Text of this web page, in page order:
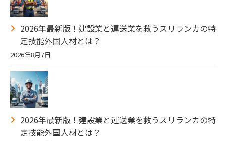
2026年最新版！建設業と運送業を救うスリランカの特
定技能外国人材とは？
2026年8月7日
2026年最新版！建設業と運送業を救うスリランカの特
定技能外国人材とは？